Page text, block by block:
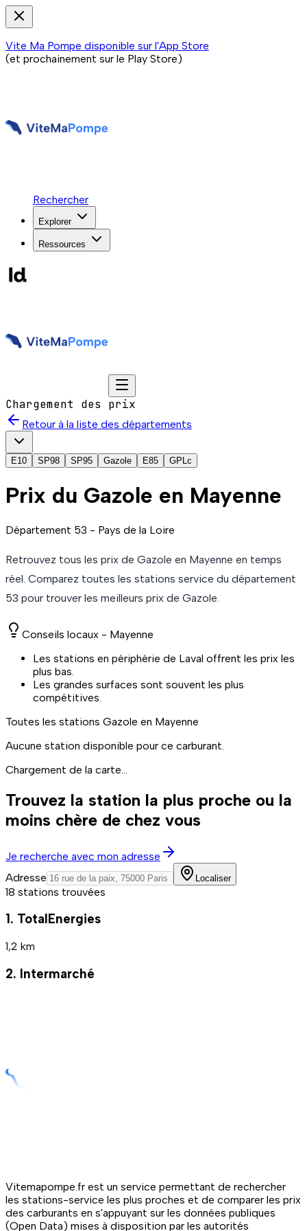
Vite Ma Pompe disponible sur l'App Store
(et prochainement sur le Play Store)
Rechercher
Explorer
Ressources
Chargement des prix
Retour à la liste des départements
E10 SP98 SP95 Gazole E85 GPLc
Prix du Gazole en Mayenne
Département 53 - Pays de la Loire
Retrouvez tous les prix de Gazole en Mayenne en temps
réel. Comparez toutes les stations service du département
53 pour trouver les meilleurs prix de Gazole.
Conseils locaux - Mayenne
Les stations en périphérie de Laval offrent les prix les
plus bas.
Les grandes surfaces sont souvent les plus
compétitives.
Toutes les stations Gazole en Mayenne
Aucune station disponible pour ce carburant.
Chargement de la carte...
Trouvez la station la plus proche ou la
moins chère de chez vous
Je recherche avec mon adresse
Adresse
Localiser
18 stations trouvées
1. TotalEnergies
1,2 km
2. Intermarché
Vitemapompe.fr est un service permettant de rechercher
les stations-service les plus proches et de comparer les prix
des carburants en s'appuyant sur les données publiques
(Open Data) mises à disposition par les autorités